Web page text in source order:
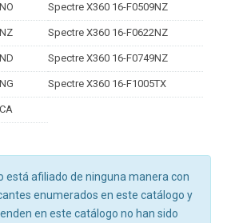
Spectre X360 16-F0509NZ
Spectre X360 16-F0622NZ
Spectre X360 16-F0749NZ
Spectre X360 16-F1005TX
está afiliado de ninguna manera con
enumerados en este catálogo y
en este catálogo no han sido